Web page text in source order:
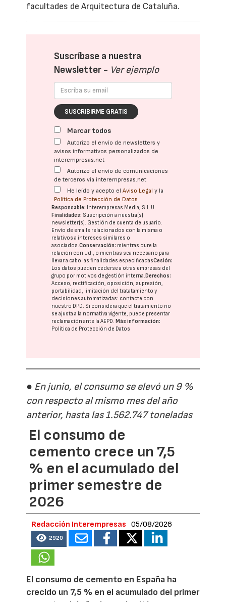
facultades de Arquitectura de Cataluña.
Suscríbase a nuestra
Newsletter - Ver ejemplo
SUSCRIBIRME GRATIS
Marcar todos
Autorizo el envío de newsletters y
avisos informativos personalizados de
interempresas.net
Autorizo el envío de comunicaciones
de terceros vía interempresas.net
He leído y acepto elAviso Legal y la
Política de Protección de Datos
Responsable: Interempresas Media, S.L.U.
Finalidades: Suscripción a nuestra(s)
newsletter(s). Gestión de cuenta de usuario.
Envío de emails relacionados con la misma o
relativos a intereses similares o
asociados.Conservación: mientras dure la
relación con Ud., o mientras sea necesario para
llevar a cabo las finalidades especificadasCesión:
Los datos pueden cederse a otras empresas del
grupo por motivos de gestión interna.Derechos:
Acceso, rectificación, oposición, supresión,
portabilidad, limitación del tratatamiento y
decisiones automatizadas: contacte con
nuestro DPD. Si considera que el tratamiento no
se ajusta a la normativa vigente, puede presentar
reclamación ante laAEPD.Más información:
Política de Protección de Datos
● En junio, el consumo se elevó un 9 %
con respecto al mismo mes del año
anterior, hasta las 1.562.747 toneladas
El consumo de
cemento crece un 7,5
% en el acumulado del
primer semestre de
2026
Redacción Interempresas 05/08/2026
2920
El consumo de cemento en España ha
crecido un 7,5 % en el acumulado del primer